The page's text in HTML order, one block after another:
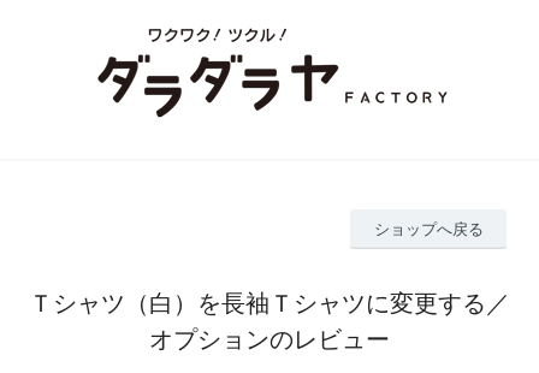
ショップへ戻る
Ｔシャツ（白）を長袖Ｔシャツに変更する／
オプションのレビュー